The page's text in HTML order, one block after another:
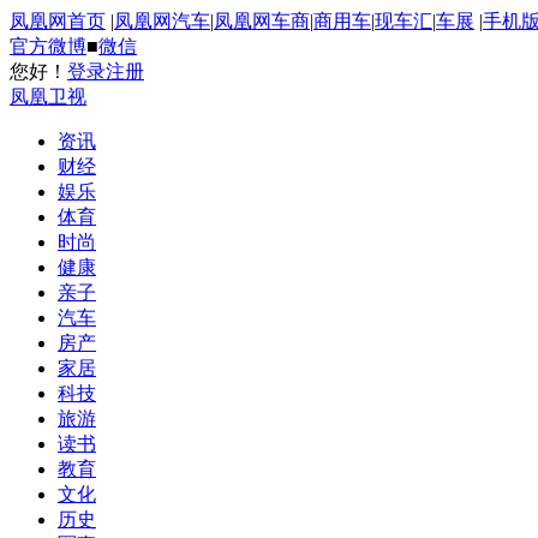
凤凰网首页 |凤凰网汽车|凤凰网车商|商用车|现车汇|车展 |手机版
官方微博■微信
您好！ 登录注册
凤凰卫视
资讯
财经
娱乐
体育
时尚
健康
亲子
汽车
房产
家居
科技
旅游
读书
教育
文化
历史